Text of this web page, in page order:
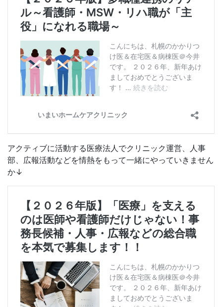
アクティブに活動する医療法人でクリニック運営、人事
部、広報活動などを情熱をもって一緒にやっていきません
か↓